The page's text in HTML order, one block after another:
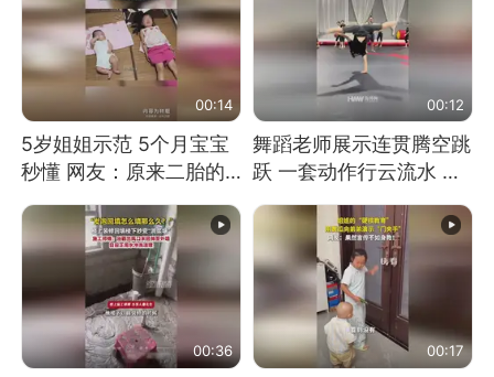
00:14
5岁姐姐示范 5个月宝宝
秒懂 网友：原来二胎的
00:12
舞蹈老师展示连贯腾空跳
跃 一套动作行云流水 节
到又舞又武的？
00:36 00:17